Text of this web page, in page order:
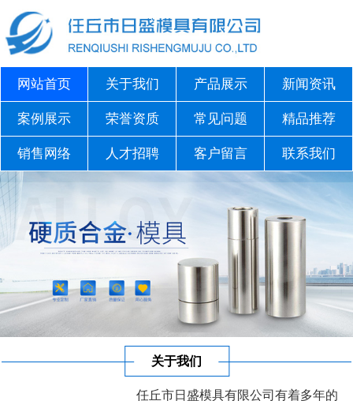
网站首页 关于我们 产品展示 新闻资讯
案例展示 荣誉资质 常见问题 精品推荐
销售网络 人才招聘 客户留言 联系我们
关于我们
任丘市日盛模具有限公司有着多年的